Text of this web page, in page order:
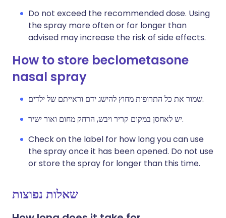
Do not exceed the recommended dose. Using
the spray more often or for longer than
advised may increase the risk of side effects.
How to store beclometasone
nasal spray
שמור את כל התרופות מחוץ להישג ידם וראייתם של ילדים.
יש לאחסן במקום קריר ויבש, הרחק מחום ואור ישיר.
Check on the label for how long you can use
the spray once it has been opened. Do not use
or store the spray for longer than this time.
שאלות נפוצות